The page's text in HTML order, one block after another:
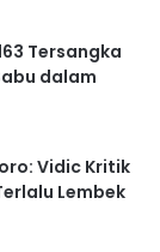
Tersangka
dalam
Vidic Kritik
Lembek